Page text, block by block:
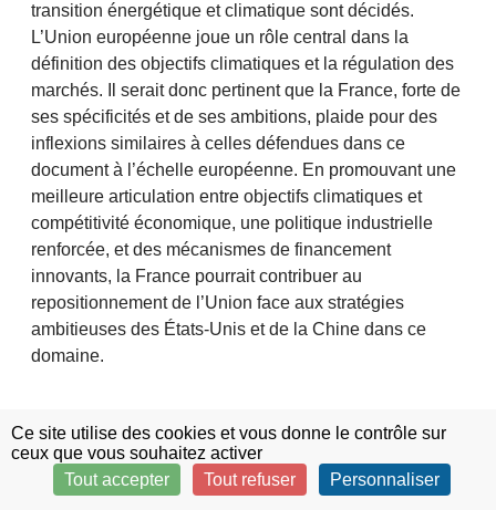
transition énergétique et climatique sont décidés.
L’Union européenne joue un rôle central dans la
définition des objectifs climatiques et la régulation des
marchés. Il serait donc pertinent que la France, forte de
ses spécificités et de ses ambitions, plaide pour des
inflexions similaires à celles défendues dans ce
document à l’échelle européenne. En promouvant une
meilleure articulation entre objectifs climatiques et
compétitivité économique, une politique industrielle
renforcée, et des mécanismes de financement
innovants, la France pourrait contribuer au
repositionnement de l’Union face aux stratégies
ambitieuses des États-Unis et de la Chine dans ce
domaine.
>Le cahier d'acteur de Rexecode (N°364, version
courte) est disponible sur la plateforme
gouvernementale de Concertation sur la Stratégie
Ce site utilise des cookies et vous donne le contrôle sur
ceux que vous souhaitez activer
Tout accepter
Tout refuser Personnaliser